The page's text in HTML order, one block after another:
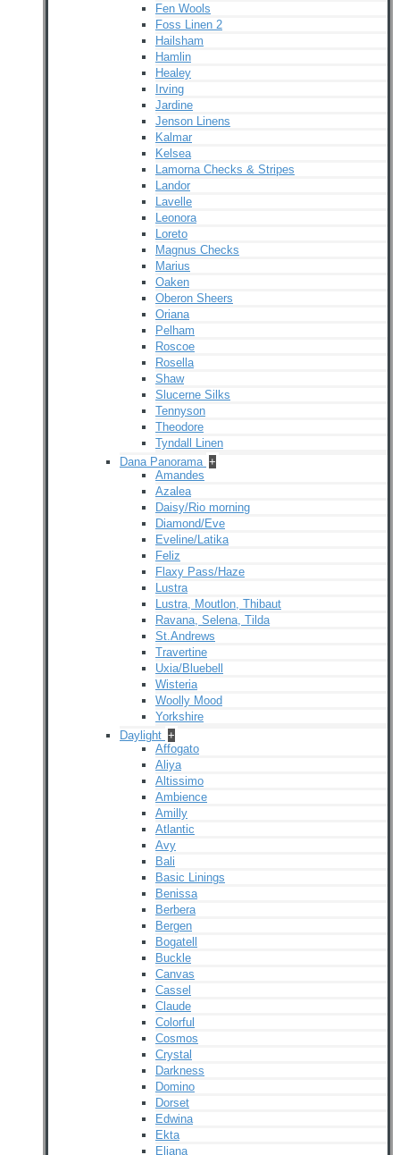
Fen Wools
Foss Linen 2
Hailsham
Hamlin
Healey
Irving
Jardine
Jenson Linens
Kalmar
Kelsea
Lamorna Checks & Stripes
Landor
Lavelle
Leonora
Loreto
Magnus Checks
Marius
Oaken
Oberon Sheers
Oriana
Pelham
Roscoe
Rosella
Shaw
Slucerne Silks
Tennyson
Theodore
Tyndall Linen
Dana Panorama +
Amandes
Azalea
Daisy/Rio morning
Diamond/Eve
Eveline/Latika
Feliz
Flaxy Pass/Haze
Lustra
Lustra, Moutlon, Thibaut
Ravana, Selena, Tilda
St.Andrews
Travertine
Uxia/Bluebell
Wisteria
Woolly Mood
Yorkshire
Daylight +
Affogato
Aliya
Altissimo
Ambience
Amilly
Atlantic
Avy
Bali
Basic Linings
Benissa
Berbera
Bergen
Bogatell
Buckle
Canvas
Cassel
Claude
Colorful
Cosmos
Crystal
Darkness
Domino
Dorset
Edwina
Ekta
Eliana